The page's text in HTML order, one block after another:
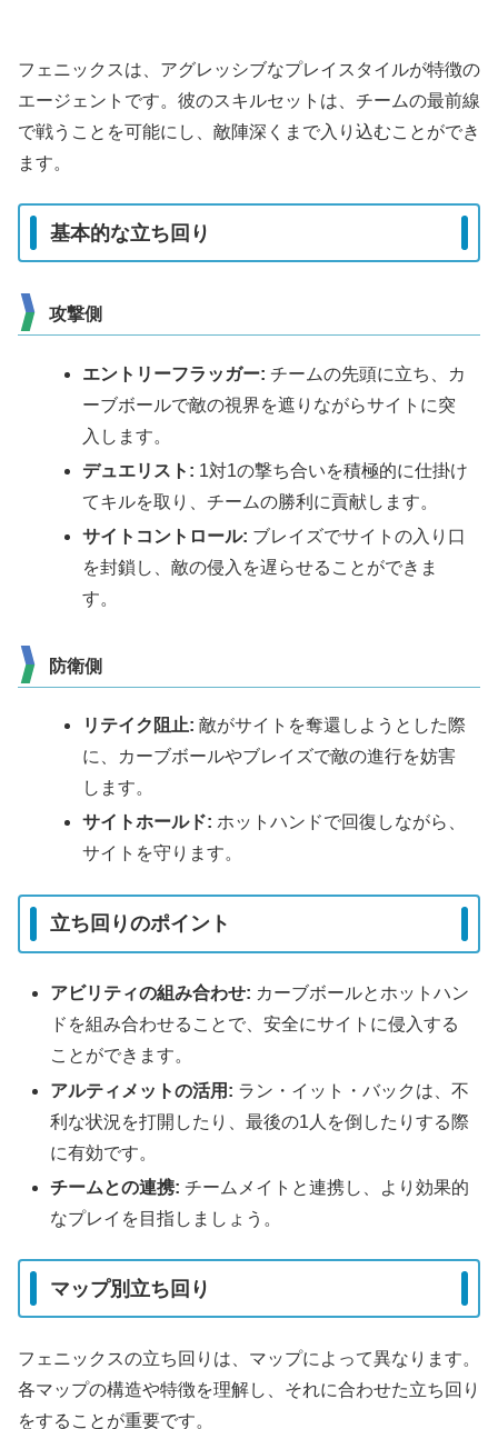
フェニックスは、アグレッシブなプレイスタイルが特徴の
エージェントです。彼のスキルセットは、チームの最前線
で戦うことを可能にし、敵陣深くまで入り込むことができ
ます。
基本的な立ち回り
攻撃側
エントリーフラッガー: チームの先頭に立ち、カ
ーブボールで敵の視界を遮りながらサイトに突
入します。
デュエリスト: 1対1の撃ち合いを積極的に仕掛け
てキルを取り、チームの勝利に貢献します。
サイトコントロール: ブレイズでサイトの入り口
を封鎖し、敵の侵入を遅らせることができま
す。
防衛側
リテイク阻止: 敵がサイトを奪還しようとした際
に、カーブボールやブレイズで敵の進行を妨害
します。
サイトホールド: ホットハンドで回復しながら、
サイトを守ります。
立ち回りのポイント
アビリティの組み合わせ: カーブボールとホットハン
ドを組み合わせることで、安全にサイトに侵入する
ことができます。
アルティメットの活用: ラン・イット・バックは、不
利な状況を打開したり、最後の1人を倒したりする際
に有効です。
チームとの連携: チームメイトと連携し、より効果的
なプレイを目指しましょう。
マップ別立ち回り
フェニックスの立ち回りは、マップによって異なります。
各マップの構造や特徴を理解し、それに合わせた立ち回り
をすることが重要です。